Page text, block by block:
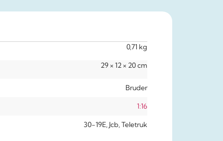
0,71 kg
29 × 12 × 20 cm
Bruder
1:16
30-19E, Jcb, Teletruk